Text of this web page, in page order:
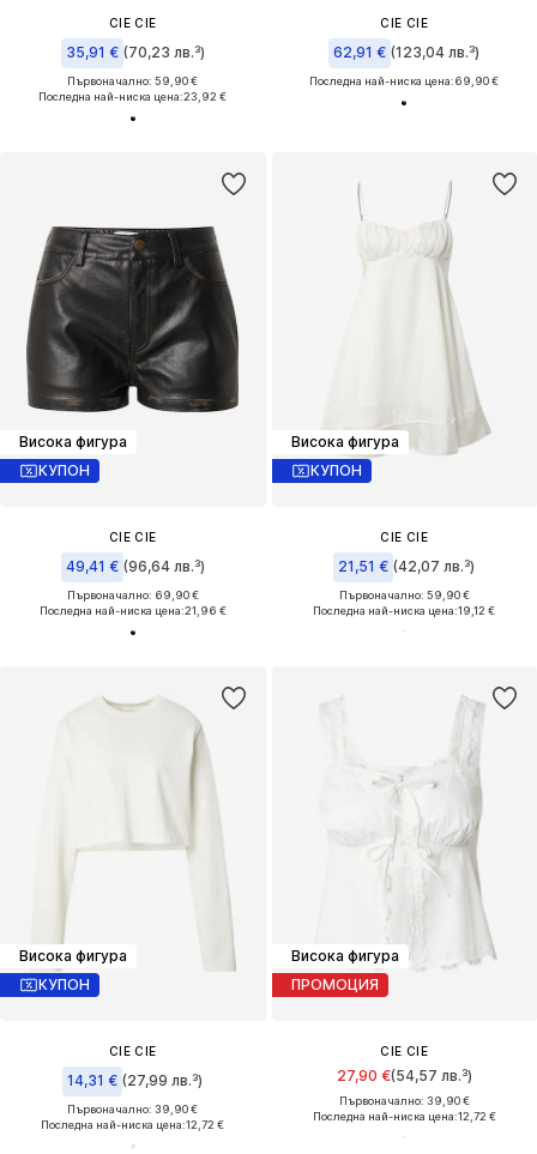
CIE CIE
35,91 € (70,23 лв.³)
Първоначално: 59,90 €
Последна най-ниска цена:23,92 €
CIE CIE
62,91 € (123,04 лв.³)
Последна най-ниска цена:69,90 €
Висока фигура
КУПОН
CIE CIE
49,41 € (96,64 лв.³)
Първоначално: 69,90 €
Последна най-ниска цена:21,96 €
Висока фигура
КУПОН
CIE CIE
21,51 € (42,07 лв.³)
Първоначално: 59,90 €
Последна най-ниска цена:19,12 €
Висока фигура
КУПОН
CIE CIE
14,31 € (27,99 лв.³)
Първоначално: 39,90 €
Последна най-ниска цена:12,72 €
Висока фигура
ПРОМОЦИЯ
CIE CIE
27,90 €(54,57 лв.³)
Първоначално: 39,90 €
Последна най-ниска цена:12,72 €